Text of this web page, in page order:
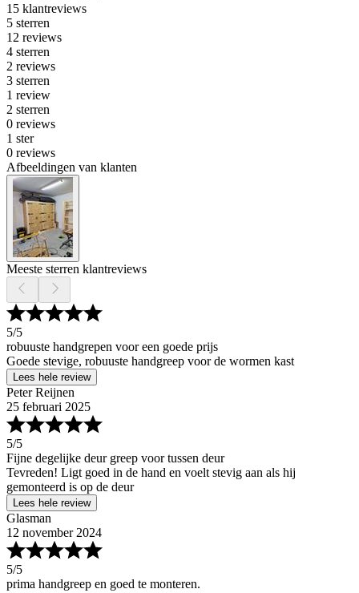
15 klantreviews
5 sterren
12 reviews
4 sterren
2 reviews
3 sterren
1 review
2 sterren
0 reviews
1 ster
0 reviews
Afbeeldingen van klanten
Meeste sterren klantreviews
5/5
robuuste handgrepen voor een goede prijs
Goede stevige, robuuste handgreep voor de wormen kast
Lees hele review
Peter Reijnen
25 februari 2025
5/5
Fijne degelijke deur greep voor tussen deur
Tevreden! Ligt goed in de hand en voelt stevig aan als hij
gemonteerd is op de deur
Lees hele review
Glasman
12 november 2024
5/5
prima handgreep en goed te monteren.